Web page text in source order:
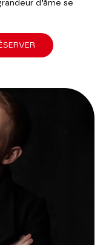
d’âme se